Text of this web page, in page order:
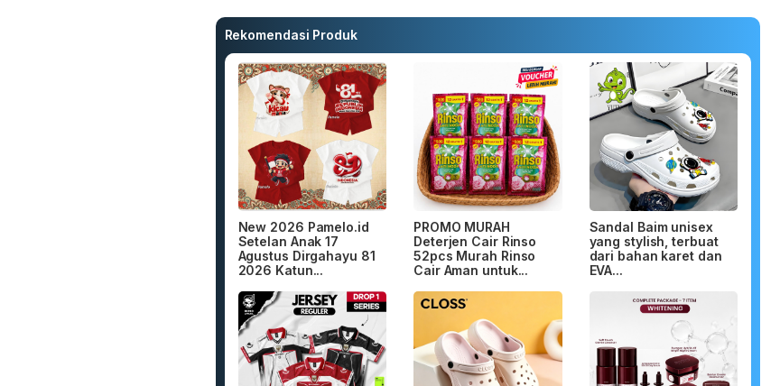
Rekomendasi Produk
New 2026 Pamelo.id
Setelan Anak 17
Agustus Dirgahayu 81
2026 Katun...
PROMO MURAH
Deterjen Cair Rinso
52pcs Murah Rinso
Cair Aman untuk...
Sandal Baim unisex
yang stylish, terbuat
dari bahan karet dan
EVA...